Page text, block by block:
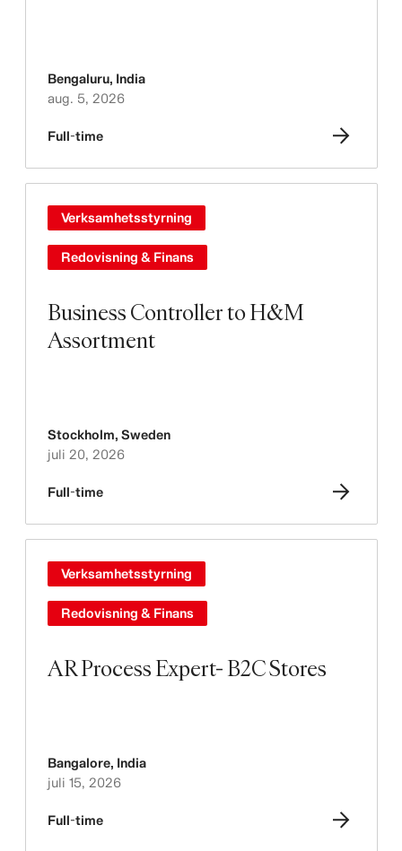
Bengaluru, India
aug. 5, 2026
Full-time
Business Controller to H&M
Assortment
Verksamhetsstyrning
Redovisning & Finans
Stockholm, Sweden
juli 20, 2026
Full-time
AR Process Expert- B2C Stores
Verksamhetsstyrning
Redovisning & Finans
Bangalore, India
juli 15, 2026
Full-time